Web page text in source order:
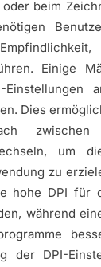
beim
Einige
Einstellungen
Dies
zwischen
um
zu
hohe DPI für
während
der DPI-